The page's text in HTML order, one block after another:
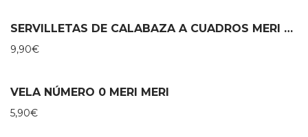
SERVILLETAS DE CALABAZA A CUADROS MERI MERI
9,90€
VELA NÚMERO 0 MERI MERI
5,90€